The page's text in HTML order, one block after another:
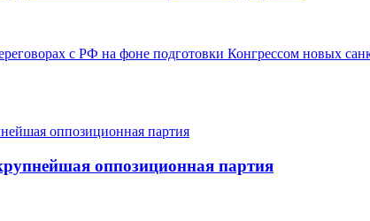
с РФ на фоне подготовки Конгрессом новых
оппозиционная партия